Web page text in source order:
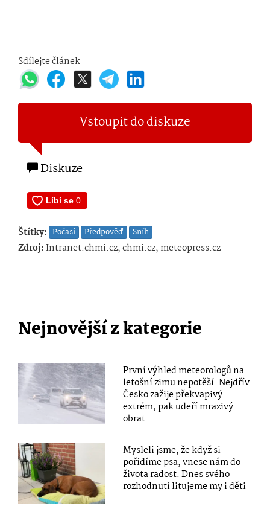
Sdílejte článek
Vstoupit do diskuze
Diskuze
Štítky: Počasí Předpověď Sníh
Zdroj:Intranet.chmi.cz, chmi.cz, meteopress.cz
Nejnovější z kategorie
První výhled meteorologů na
letošní zimu nepotěší. Nejdřív
Česko zažije překvapivý
extrém, pak udeří mrazivý
obrat
Mysleli jsme, že když si
pořídíme psa, vnese nám do
života radost. Dnes svého
rozhodnutí litujeme my i děti